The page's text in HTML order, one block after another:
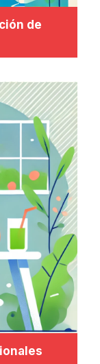
de